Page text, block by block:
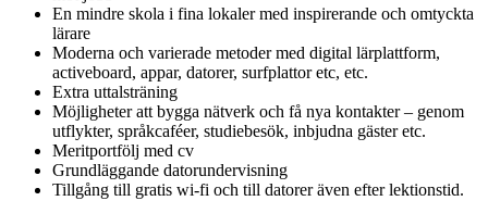
En mindre skola i fina lokaler med inspirerande och omtyckta
lärare
Moderna och varierade metoder med digital lärplattform,
activeboard, appar, datorer, surfplattor etc, etc.
Extra uttalsträning
Möjligheter att bygga nätverk och få nya kontakter – genom
utflykter, språkcaféer, studiebesök, inbjudna gäster etc.
Meritportfölj med cv
Grundläggande datorundervisning
Tillgång till gratis wi-fi och till datorer även efter lektionstid.